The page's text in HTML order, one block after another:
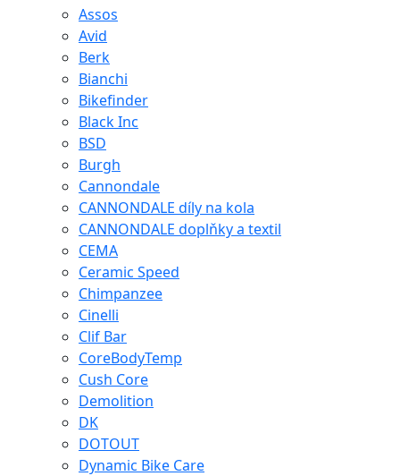
Assos
Avid
Berk
Bianchi
Bikefinder
Black Inc
BSD
Burgh
Cannondale
CANNONDALE díly na kola
CANNONDALE doplňky a textil
CEMA
Ceramic Speed
Chimpanzee
Cinelli
Clif Bar
CoreBodyTemp
Cush Core
Demolition
DK
DOTOUT
Dynamic Bike Care